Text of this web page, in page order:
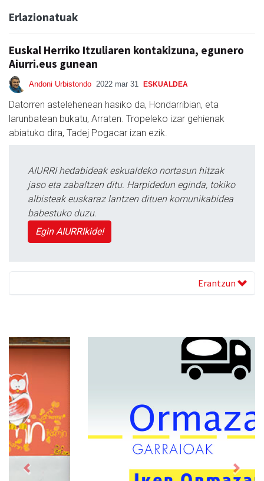
Erlazionatuak
Euskal Herriko Itzuliaren kontakizuna, egunero
Aiurri.eus gunean
Andoni Urbistondo 2022 mar 31 ESKUALDEA
Datorren astelehenean hasiko da, Hondarribian, eta
larunbatean bukatu, Arraten. Tropeleko izar gehienak
abiatuko dira, Tadej Pogacar izan ezik.
AIURRI hedabideak eskualdeko nortasun hitzak
jaso eta zabaltzen ditu. Harpidedun eginda, tokiko
albisteak euskaraz lantzen dituen komunikabidea
babestuko duzu.
Egin AIURRIkide!
Erantzun
Previous Next